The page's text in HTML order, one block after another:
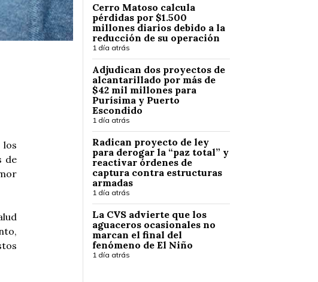
de
Cerro Matoso calcula
pérdidas por $1.500
millones diarios debido a la
reducción de su operación
1 día atrás
Adjudican dos proyectos de
alcantarillado por más de
$42 mil millones para
Purísima y Puerto
Escondido
1 día atrás
Radican proyecto de ley
para derogar la “paz total” y
reactivar órdenes de
captura contra estructuras
armadas
1 día atrás
La CVS advierte que los
aguaceros ocasionales no
marcan el final del
fenómeno de El Niño
1 día atrás